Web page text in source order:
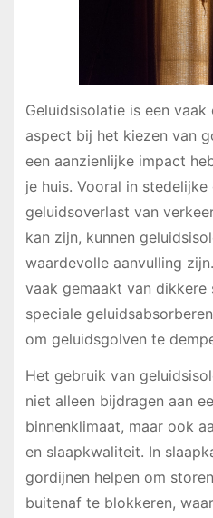
Geluidsisolatie is een
aspect bij het kiezen van
een aanzienlijke impact
je huis. Vooral in
geluidsoverlast van
kan zijn, kunnen
waardevolle aanvulling
vaak gemaakt van
speciale
om geluidsgolven te
Het gebruik van
niet alleen bijdragen aan
binnenklimaat, maar ook
en slaapkwaliteit. In
gordijnen helpen om
buitenaf te blokkeren,